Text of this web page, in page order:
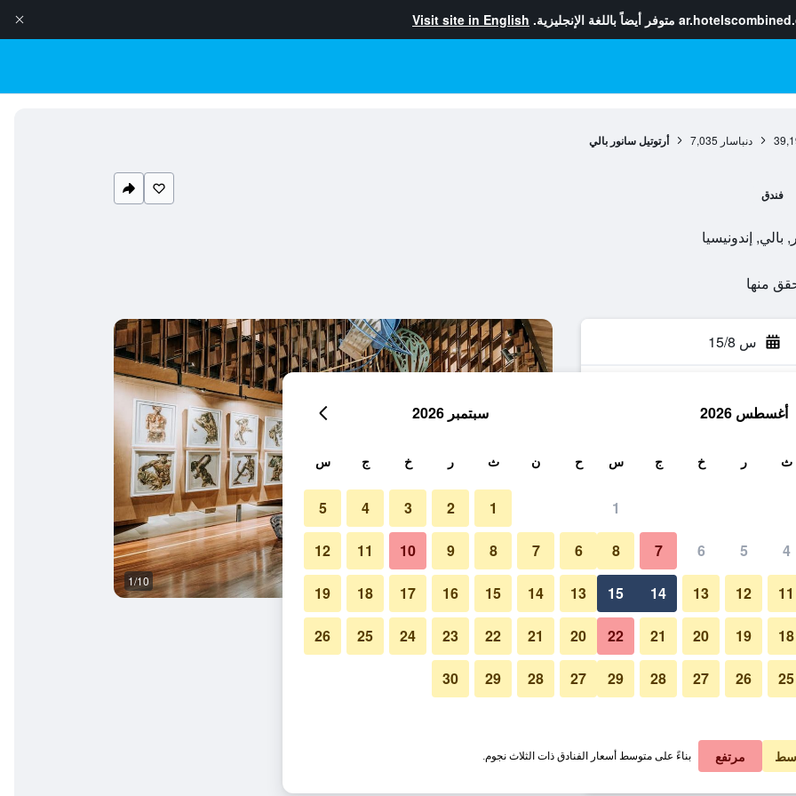
متوفر أيضاً باللغة الإنجليزية. Visit site in English
دنباسار 7,035 أرتوتيل سانور بالي
فندق
س 15/8
في الليلة
﷼ عرض الصفقة
﷼ عرض الصفقة
مركز أعمال 1/10
صور لـ أرتوتيل سانور بالي
أغسطس 2026
ث ر خ ج س
1
4
5
6
7
8
11
12
13
14
15
18
19
20
21
22
25
26
27
28
29
سبتمبر 2026
ح ن ث ر خ ج س
1
2
3
4
5
6
7
8
9
10
11
12
13
14
15
16
17
18
19
20
21
22
23
24
25
26
27
28
29
30
مرتفع بناءً على متوسط أسعار الفنادق ذات الثلاث نجوم.